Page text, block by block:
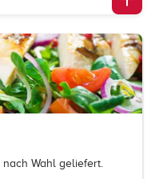
Wahl geliefert.